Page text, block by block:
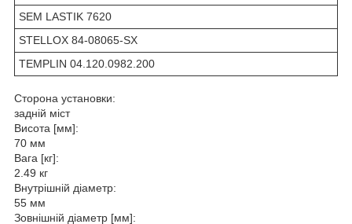
SEM LASTIK 7620
STELLOX 84-08065-SX
TEMPLIN 04.120.0982.200
Сторона установки:
задній міст
Висота [мм]:
70 мм
Вага [кг]:
2.49 кг
Внутрішній діаметр:
55 мм
Зовнішній діаметр [мм]: